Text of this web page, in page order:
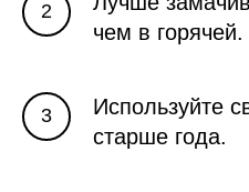
чем в горячей.
Используйте
старше года.